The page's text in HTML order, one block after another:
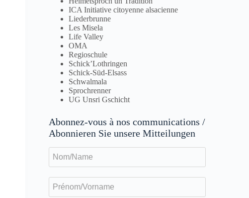
ICA Initiative citoyenne alsacienne
Liederbrunne
Les Misela
Life Valley
OMA
Regioschule
Schick’Lothringen
Schick-Süd-Elsass
Schwalmala
Sprochrenner
UG Unsri Gschicht
Abonnez-vous à nos communications /
Abonnieren Sie unsere Mitteilungen
Prénom/Vorname